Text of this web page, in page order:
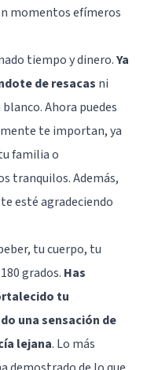
momentos efímeros
tiempo y dinero.Ya
de resacas ni
Ahora puedes
te importan, ya
familia o
tranquilos. Además,
esté agradeciendo
tu cuerpo, tu
grados. Has
tu
una sensación de
lejana. Lo más